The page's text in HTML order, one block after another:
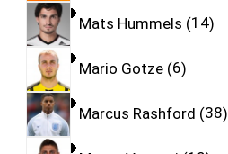
Mats Hummels 14
Mario Gotze 6
Marcus Rashford 38